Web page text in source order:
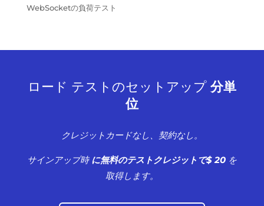
WebSocketの負荷テスト
ロード テストのセットアップ 分単
位
クレジットカードなし、契約なし。
サインアップ時に無料のテストクレジットで$ 20を
取得します。